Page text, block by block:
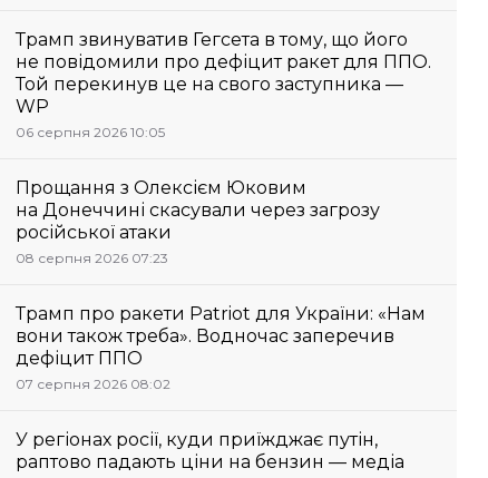
Трамп звинуватив Гегсета в тому, що його
не повідомили про дефіцит ракет для ППО.
Той перекинув це на свого заступника —
WP
06 серпня 2026 10:05
Прощання з Олексієм Юковим
на Донеччині скасували через загрозу
російської атаки
08 серпня 2026 07:23
Трамп про ракети Patriot для України: «Нам
вони також треба». Водночас заперечив
дефіцит ППО
07 серпня 2026 08:02
У регіонах росії, куди приїжджає путін,
раптово падають ціни на бензин — медіа